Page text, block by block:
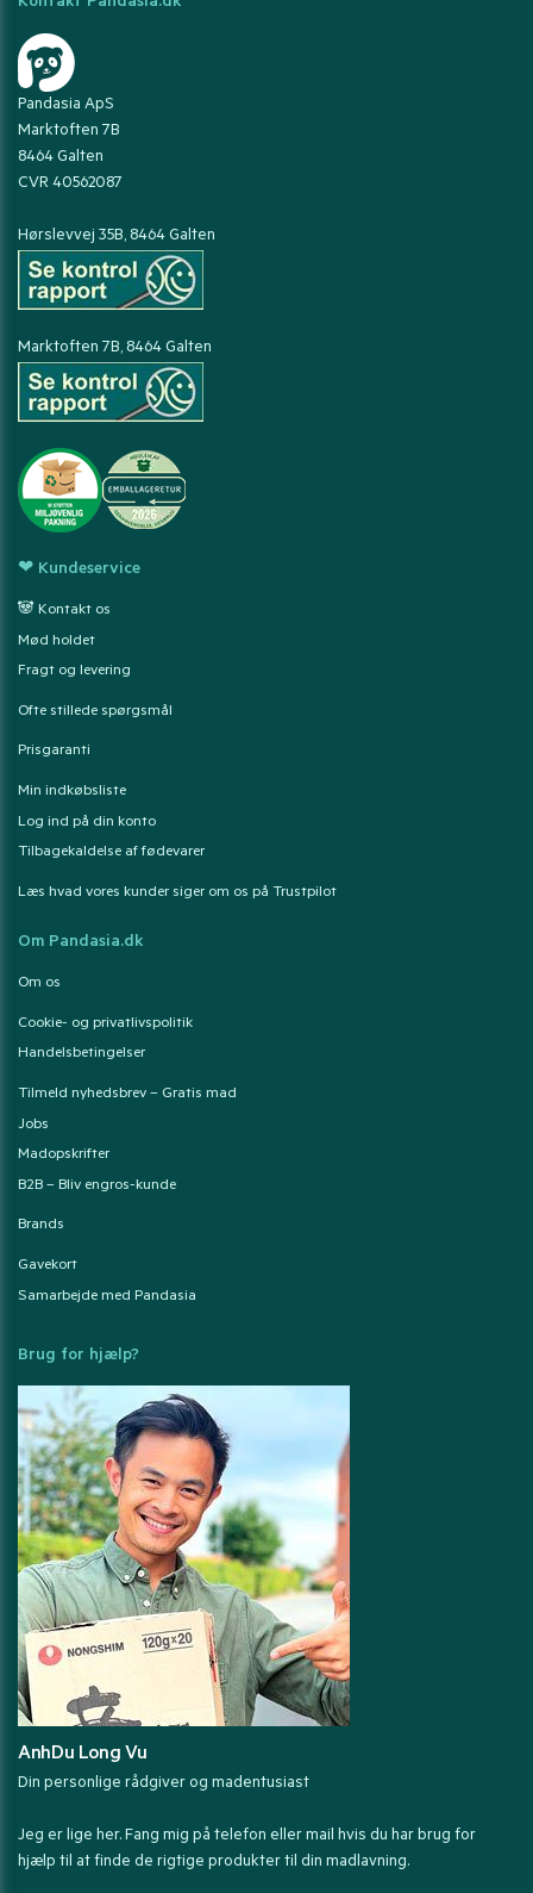
Pandasia ApS
Marktoften 7B
8464 Galten
CVR 40562087
Hørslevvej 35B, 8464 Galten
Marktoften 7B, 8464 Galten
❤ Kundeservice
🐼 Kontakt os
Mød holdet
Fragt og levering
Ofte stillede spørgsmål
Prisgaranti
Min indkøbsliste
Log ind på din konto
Tilbagekaldelse af fødevarer
Læs hvad vores kunder siger om os på Trustpilot
Om Pandasia.dk
Om os
Cookie- og privatlivspolitik
Handelsbetingelser
Tilmeld nyhedsbrev – Gratis mad
Jobs
Madopskrifter
B2B – Bliv engros-kunde
Brands
Gavekort
Samarbejde med Pandasia
Brug for hjælp?
AnhDu Long Vu
Din personlige rådgiver og madentusiast
Jeg er lige her. Fang mig på telefon eller mail hvis du har brug for
hjælp til at finde de rigtige produkter til din madlavning.